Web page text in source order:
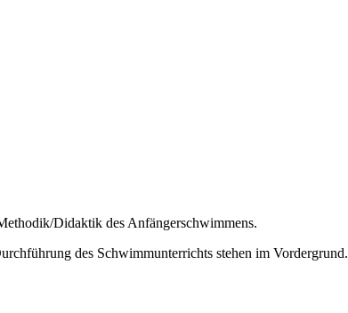
Didaktik des Anfängerschwimmens.
des Schwimmunterrichts stehen im Vordergrund.